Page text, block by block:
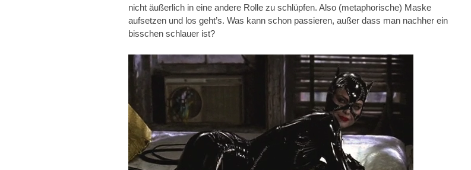
nicht äußerlich in eine andere Rolle zu schlüpfen. Also (metaphorische) Maske
aufsetzen und los geht’s. Was kann schon passieren, außer dass man nachher ein
bisschen schlauer ist?